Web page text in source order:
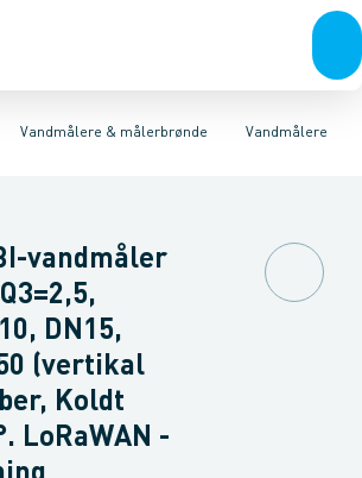
Vandmålere & målerbrønde
& anboringerMuffer, klemmer &
Vandmålere
Ringstempelmålere
vandmåler
DN15,
(vertikal
Koldt
LoRaWAN -